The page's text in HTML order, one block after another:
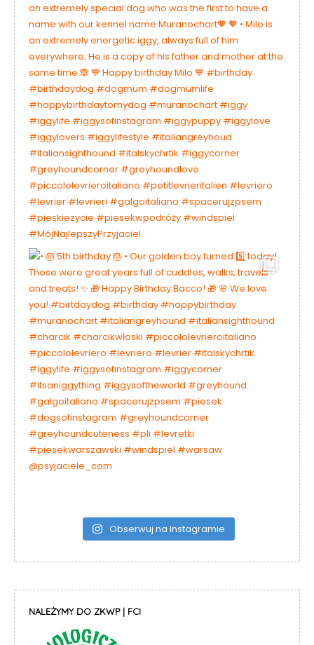
Obserwuj na Instagramie
NALEŻYMY DO ZKWP | FCI